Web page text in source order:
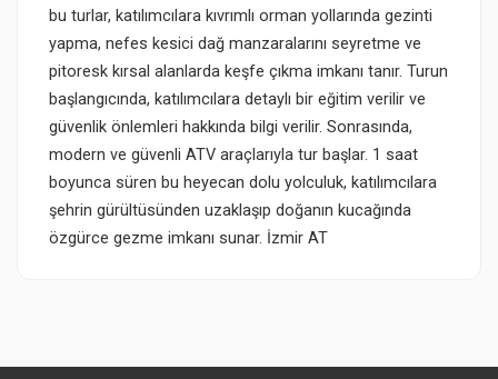
bu turlar, katılımcılara kıvrımlı orman yollarında gezinti
yapma, nefes kesici dağ manzaralarını seyretme ve
pitoresk kırsal alanlarda keşfe çıkma imkanı tanır. Turun
başlangıcında, katılımcılara detaylı bir eğitim verilir ve
güvenlik önlemleri hakkında bilgi verilir. Sonrasında,
modern ve güvenli ATV araçlarıyla tur başlar. 1 saat
boyunca süren bu heyecan dolu yolculuk, katılımcılara
şehrin gürültüsünden uzaklaşıp doğanın kucağında
özgürce gezme imkanı sunar. İzmir AT